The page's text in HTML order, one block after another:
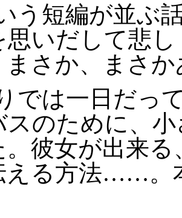
う短編が並ぶ
思いだして悲
さか、まさ
では一日だっ
スのために、
。彼女が出来
える方法……。